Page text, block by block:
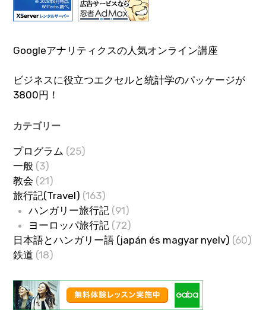
Googleアナリティクスの人気オンライン講座
ビジネスに役立つエクセルと統計学のパッケージが
3800円！
カテゴリー
プログラム (25)
一般 (3)
教会 (21)
旅行記(Travel) (163)
ハンガリー旅行記(91)
ヨーロッパ旅行記(72)
日本語とハンガリー語 (japán és magyar nyelv) (60)
鉄道 (18)